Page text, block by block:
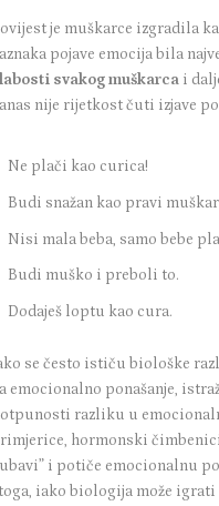
je muškarce izgradila
pojave emocija bila
svakog muškarca i
nije rijetkost čuti izjave
Ne plači kao curica!
Budi snažan kao pravi
Nisi mala beba, samo bebe
Budi muško i preboli to.
Dodaješ loptu kao cura.
se često ističu biološke
emocionalno ponašanje,
razliku u
hormonski
i potiče emocionalnu
iako biologija može